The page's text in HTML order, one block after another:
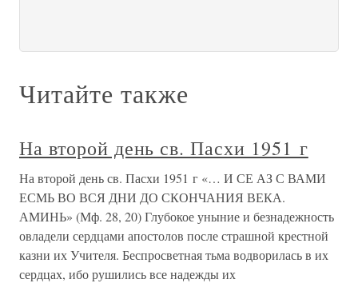
Читайте также
На второй день св. Пасхи 1951 г
На второй день св. Пасхи 1951 г «… И СЕ АЗ С ВАМИ
ЕСМЬ ВО ВСЯ ДНИ ДО СКОНЧАНИЯ ВЕКА.
АМИНЬ» (Мф. 28, 20) Глубокое уныние и безнадежность
овладели сердцами апостолов после страшной крестной
казни их Учителя. Беспросветная тьма водворилась в их
сердцах, ибо рушились все надежды их